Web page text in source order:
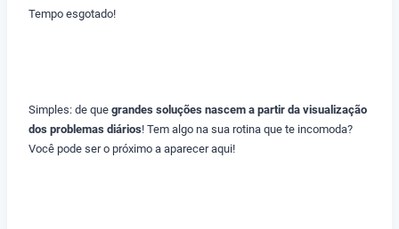
Tempo esgotado!
Simples: de que grandes soluções nascem a partir da visualização
dos problemas diários! Tem algo na sua rotina que te incomoda?
Você pode ser o próximo a aparecer aqui!